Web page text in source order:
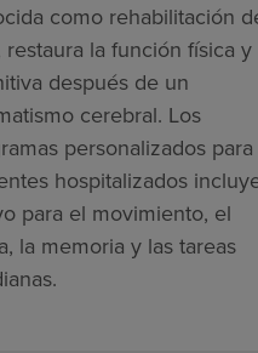
como rehabilitación
restaura la función física y
después de un
cerebral. Los
personalizados para
hospitalizados
para el movimiento, el
la memoria y las tareas